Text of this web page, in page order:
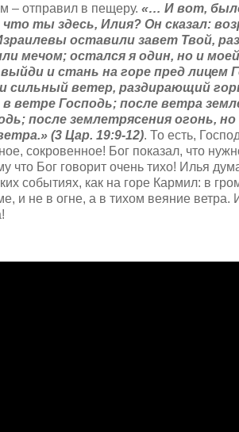
– отправил в пещеру. «… И вот,
что ты здесь, Илия? Он сказал:
оставили завет Твой,
мечом; остался я один, но и
и стань на горе пред лицем
сильный ветер, раздирающий
ветре Господь; после ветра
после землетрясения огонь, но
(3 Цар. 19:9-12). То есть,
сокровенное! Бог показал, что
что Бог говорит очень тихо! Илья
событиях, как на горе Кармил: в
и не в огне, а в тихом веяние